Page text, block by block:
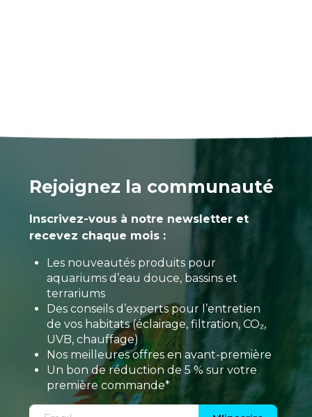
Rejoignez la communauté
Inscrivez-vous à notre newsletter et
recevez chaque mois :
Les nouveautés produits pour
aquariums d’eau douce, bassins et
terrariums
Des conseils d’experts pour l’entretien
de vos habitats (éclairage, filtration, CO₂,
UVB, chauffage)
Nos meilleures offres en avant-première
Un bon de réduction de 5 % sur votre
première commande*